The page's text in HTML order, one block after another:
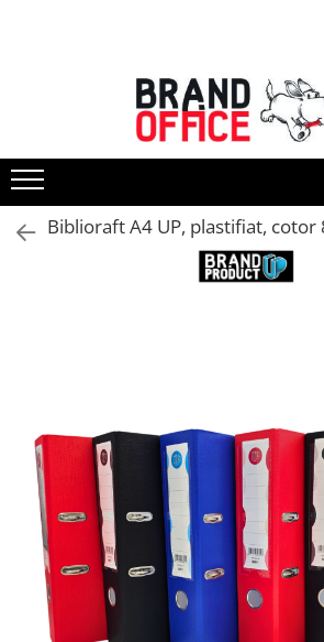
Unitate Protejata - PRODUCTIE
Hartie copiator si produse
tipografice
Produse consumabile din hartie
Detergenti si dezinfectanti
Birotica si papetarie
Hartie si articole din hartie
Bibliorafturi, caiete mecanice,
separatoare
Capsatoare, capse si perforatoare
Caiete si blocnotesuri
Dosare, folii protectie si mape
Biblioraft A4 UP, plastifiat,